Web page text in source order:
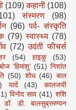
(109) कहानी (108)
संस्मरण
(98)
(96) पर्व- संस्कृति
(79) स्वास्थ्य (78)
(72) उदंती फीचर्स
(54) हाइकु
(53)
‘हिमांशु’ (51) निशांत
(50) शोध (46) बाल
यादें (43)
कालजयी
विनोद साव (41) शशि
डॉ. डी. बालसुब्रमण्यन